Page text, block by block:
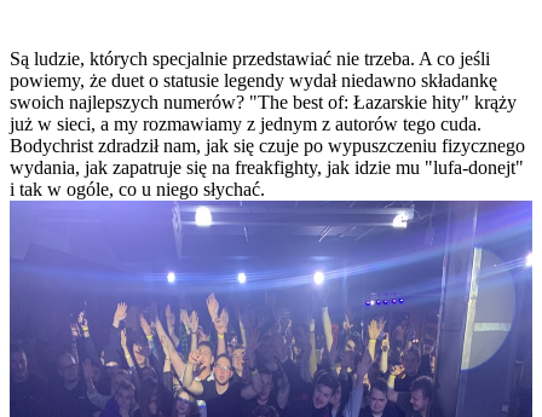
Są ludzie, których specjalnie przedstawiać nie trzeba. A co jeśli
powiemy, że duet o statusie legendy wydał niedawno składankę
swoich najlepszych numerów? "The best of: Łazarskie hity" krąży
już w sieci, a my rozmawiamy z jednym z autorów tego cuda.
Bodychrist zdradził nam, jak się czuje po wypuszczeniu fizycznego
wydania, jak zapatruje się na freakfighty, jak idzie mu "lufa-donejt"
i tak w ogóle, co u niego słychać.